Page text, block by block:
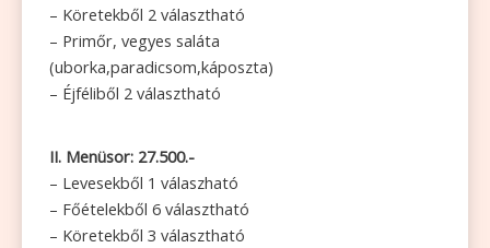
– Köretekből 2 választható
– Primőr, vegyes saláta
(uborka,paradicsom,káposzta)
– Éjféliből 2 választható
II. Menüsor: 27.500.-
– Levesekből 1 válaszható
– Főételekből 6 választható
– Köretekből 3 választható